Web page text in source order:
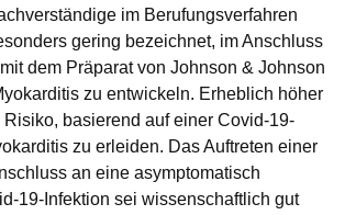
im Berufungsverfahren
gering bezeichnet, im Anschluss
dem Präparat von Johnson & Johnson
zu entwickeln. Erheblich höher
basierend auf einer Covid-19-
zu erleiden. Das Auftreten einer
an eine asymptomatisch
19-Infektion sei wissenschaftlich gut